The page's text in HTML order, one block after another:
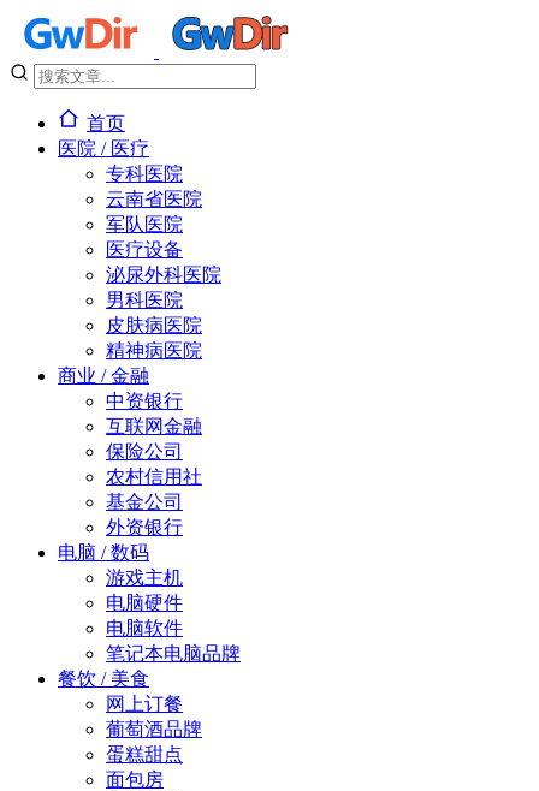
首页
医院 / 医疗
专科医院
云南省医院
军队医院
医疗设备
泌尿外科医院
男科医院
皮肤病医院
精神病医院
商业 / 金融
中资银行
互联网金融
保险公司
农村信用社
基金公司
外资银行
电脑 / 数码
游戏主机
电脑硬件
电脑软件
笔记本电脑品牌
餐饮 / 美食
网上订餐
葡萄酒品牌
蛋糕甜点
面包房